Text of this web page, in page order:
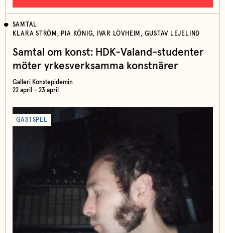
SAMTAL
KLARA STRÖM, PIA KÖNIG, IVAR LÖVHEIM, GUSTAV LEJELIND
Samtal om konst: HDK-Valand-studenter
möter yrkesverksamma konstnärer
Galleri Konstepidemin
22 april – 23 april
GÄSTSPEL